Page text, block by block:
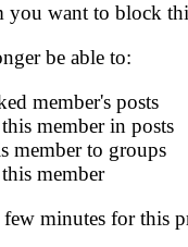
you want to block
be able to:
member's posts
member in posts
member to groups
member
few minutes for this